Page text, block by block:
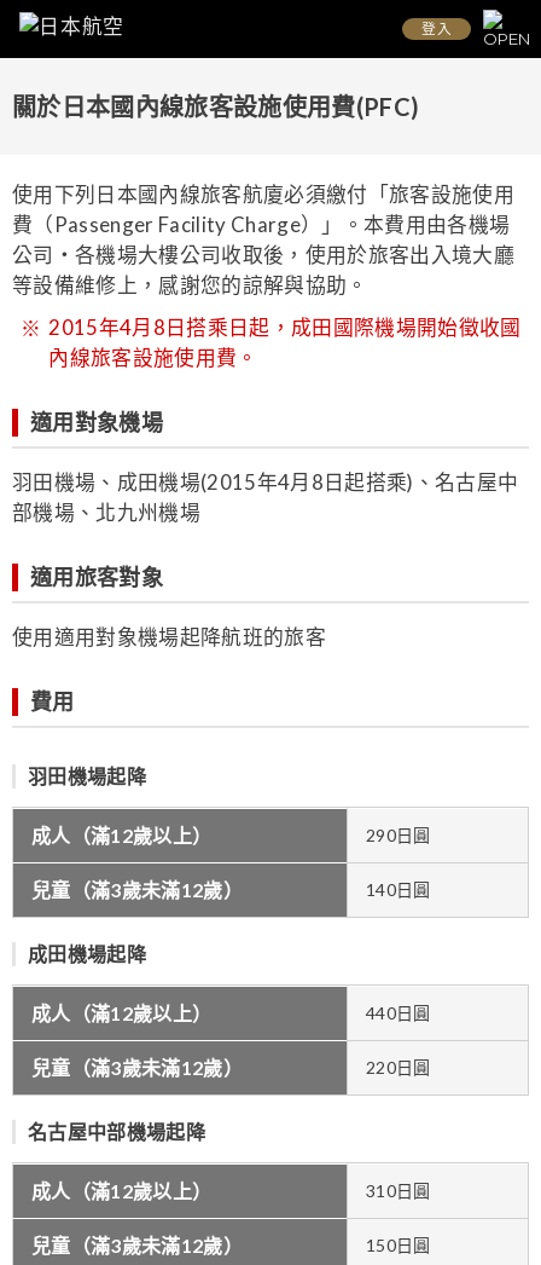
登入
關於日本國內線旅客設施使用費(PFC)
使用下列日本國內線旅客航廈必須繳付「旅客設施使用
費（Passenger Facility Charge）」。本費用由各機場
公司・各機場大樓公司收取後，使用於旅客出入境大廳
等設備維修上，感謝您的諒解與協助。
2015年4月8日搭乘日起，成田國際機場開始徵收國
內線旅客設施使用費。
適用對象機場
羽田機場、成田機場(2015年4月8日起搭乘)、名古屋中
部機場、北九州機場
適用旅客對象
使用適用對象機場起降航班的旅客
費用
羽田機場起降
成人（滿12歲以上） 290日圓
兒童（滿3歲未滿12歲） 140日圓
成田機場起降
成人（滿12歲以上） 440日圓
兒童（滿3歲未滿12歲） 220日圓
名古屋中部機場起降
成人（滿12歲以上） 310日圓
兒童（滿3歲未滿12歲） 150日圓